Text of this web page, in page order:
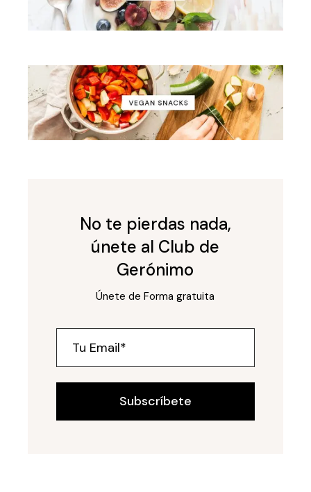
No te pierdas nada,
únete al Club de
Gerónimo
Únete de Forma gratuita
Subscríbete